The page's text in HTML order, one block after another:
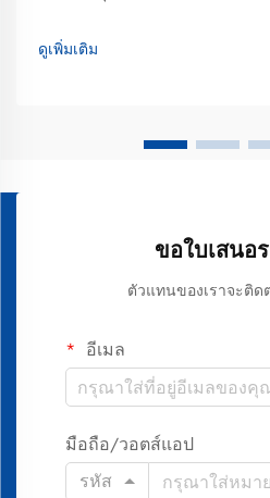
ของคุณเท่านั้น แต่ยังส่งผลต่อสุขภ
มักตั้งคำถามกับตนเองว่า...
ดูเพิ่มเติม
ขอใบเสนอ
ตัวแทนของเราจะติด
อีเมล
มือถือ/วอตส์แอป
รหัส